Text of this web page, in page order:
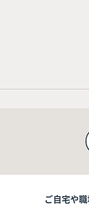
ご自宅や